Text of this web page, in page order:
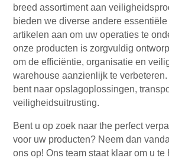
breed assortiment aan
bieden we diverse andere
artikelen aan om uw operaties te
onze producten is zorgvuldig
om de efficiëntie, organisatie en
warehouse aanzienlijk te
bent naar opslagoplossingen,
veiligheidsuitrusting.
Bent u op zoek naar the perfect
voor uw producten? Neem dan
ons op! Ons team staat klaar om u